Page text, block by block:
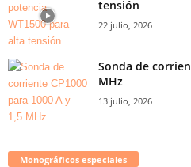
tensión
22 julio, 2026
Sonda de
MHz
13 julio, 2026
Monográficos especiales